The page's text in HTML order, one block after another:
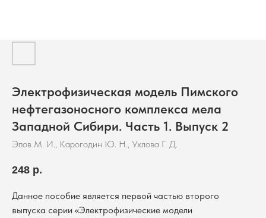
Электрофизическая модель Пимского
нефтегазоносного комплекса мела
Западной Сибири. Часть 1. Выпуск 2
Эпов М. И., Карогодин Ю. Н., Ухлова Г. Д.
248 р.
Данное пособие является первой частью второго
выпуска серии «Электрофизические модели